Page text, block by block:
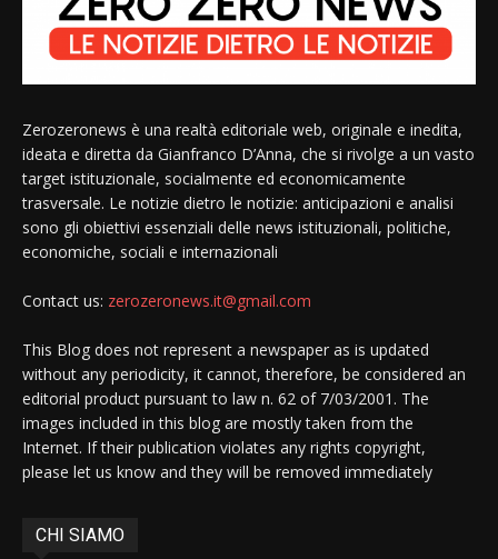
Zerozeronews è una realtà editoriale web, originale e inedita,
ideata e diretta da Gianfranco D’Anna, che si rivolge a un vasto
target istituzionale, socialmente ed economicamente
trasversale. Le notizie dietro le notizie: anticipazioni e analisi
sono gli obiettivi essenziali delle news istituzionali, politiche,
economiche, sociali e internazionali
Contact us: zerozeronews.it@gmail.com
This Blog does not represent a newspaper as is updated
without any periodicity, it cannot, therefore, be considered an
editorial product pursuant to law n. 62 of 7/03/2001. The
images included in this blog are mostly taken from the
Internet. If their publication violates any rights copyright,
please let us know and they will be removed immediately
CHI SIAMO